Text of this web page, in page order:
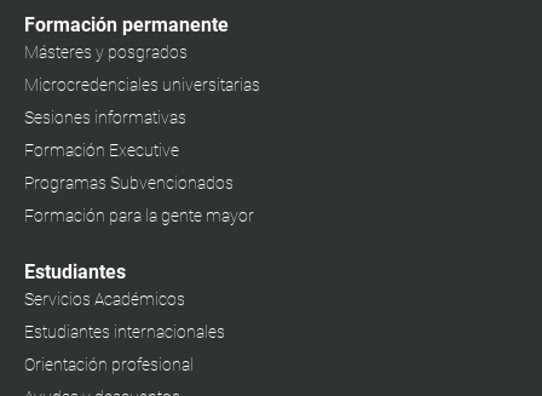
Formación permanente
Másteres y posgrados
Microcredenciales universitarias
Sesiones informativas
Formación Executive
Programas Subvencionados
Formación para la gente mayor
Estudiantes
Servicios Académicos
Estudiantes internacionales
Orientación profesional